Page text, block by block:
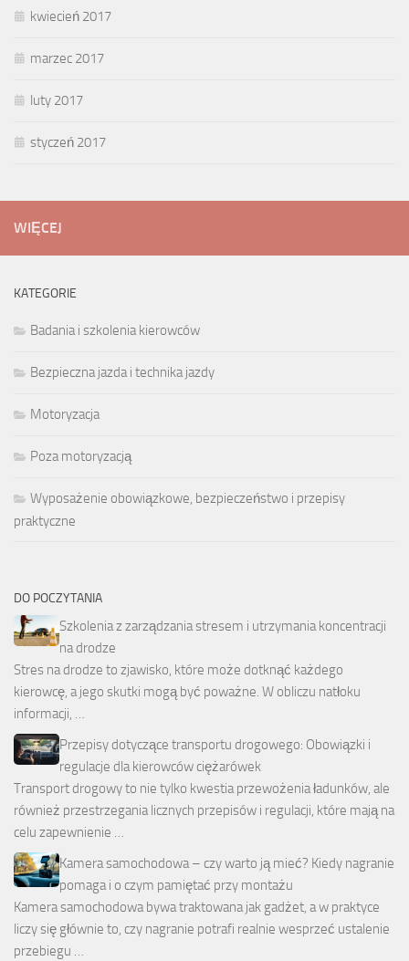
kwiecień 2017
marzec 2017
luty 2017
styczeń 2017
WIĘCEJ
KATEGORIE
Badania i szkolenia kierowców
Bezpieczna jazda i technika jazdy
Motoryzacja
Poza motoryzacją
Wyposażenie obowiązkowe, bezpieczeństwo i przepisy
praktyczne
DO POCZYTANIA
Szkolenia z zarządzania stresem i utrzymania koncentracji
na drodze
Stres na drodze to zjawisko, które może dotknąć każdego
kierowcę, a jego skutki mogą być poważne. W obliczu natłoku
informacji, …
Przepisy dotyczące transportu drogowego: Obowiązki i
regulacje dla kierowców ciężarówek
Transport drogowy to nie tylko kwestia przewożenia ładunków, ale
również przestrzegania licznych przepisów i regulacji, które mają na
celu zapewnienie …
Kamera samochodowa – czy warto ją mieć? Kiedy nagranie
pomaga i o czym pamiętać przy montażu
Kamera samochodowa bywa traktowana jak gadżet, a w praktyce
liczy się głównie to, czy nagranie potrafi realnie wesprzeć ustalenie
przebiegu …